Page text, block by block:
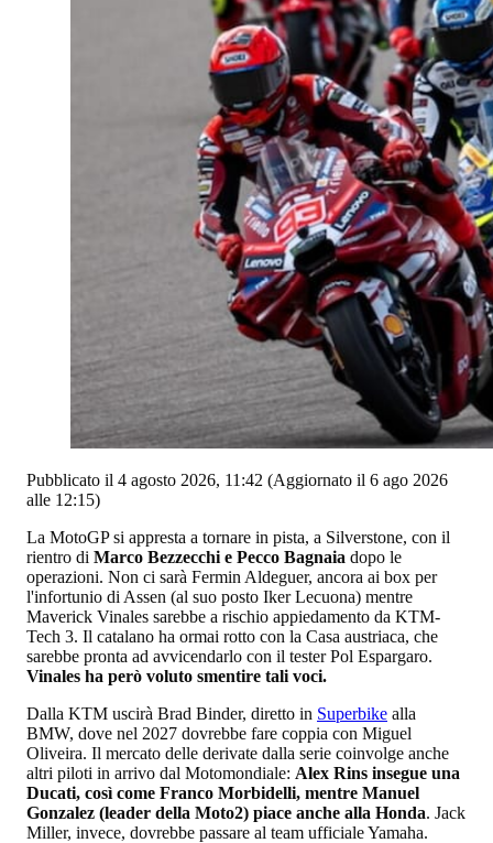
Pubblicato il 4 agosto 2026, 11:42 (Aggiornato il 6 ago 2026
alle 12:15)
La MotoGP si appresta a tornare in pista, a Silverstone, con il
rientro di Marco Bezzecchi e Pecco Bagnaia dopo le
operazioni. Non ci sarà Fermin Aldeguer, ancora ai box per
l'infortunio di Assen (al suo posto Iker Lecuona) mentre
Maverick Vinales sarebbe a rischio appiedamento da KTM-
Tech 3. Il catalano ha ormai rotto con la Casa austriaca, che
sarebbe pronta ad avvicendarlo con il tester Pol Espargaro.
Vinales ha però voluto smentire tali voci.
Dalla KTM uscirà Brad Binder, diretto in Superbike alla
BMW, dove nel 2027 dovrebbe fare coppia con Miguel
Oliveira. Il mercato delle derivate dalla serie coinvolge anche
altri piloti in arrivo dal Motomondiale: Alex Rins insegue una
Ducati, così come Franco Morbidelli, mentre Manuel
Gonzalez (leader della Moto2) piace anche alla Honda. Jack
Miller, invece, dovrebbe passare al team ufficiale Yamaha.